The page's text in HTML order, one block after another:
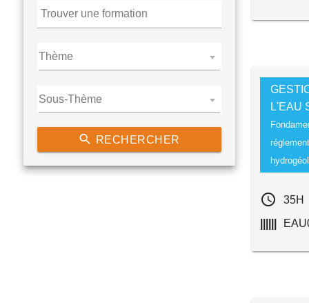
Thème
Sous-Thème
search RECHERCHER
L'EAU
access_time
35H